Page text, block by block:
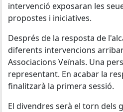
intervenció exposaran les
propostes i iniciatives.
Després de la resposta de
diferents intervencions
Associacions Veïnals. Una
representant. En acabar la
finalitzarà la primera sessió.
El divendres serà el torn dels